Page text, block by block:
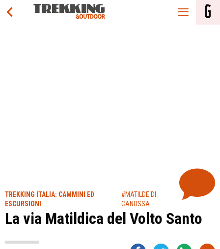
TREKKING ITALIA: CAMMINI ED
ESCURSIONI
#MATILDE DI
CANOSSA
La via Matildica del Volto Santo